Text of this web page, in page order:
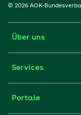
© 2026 AOK-
Über uns
Services
Portale